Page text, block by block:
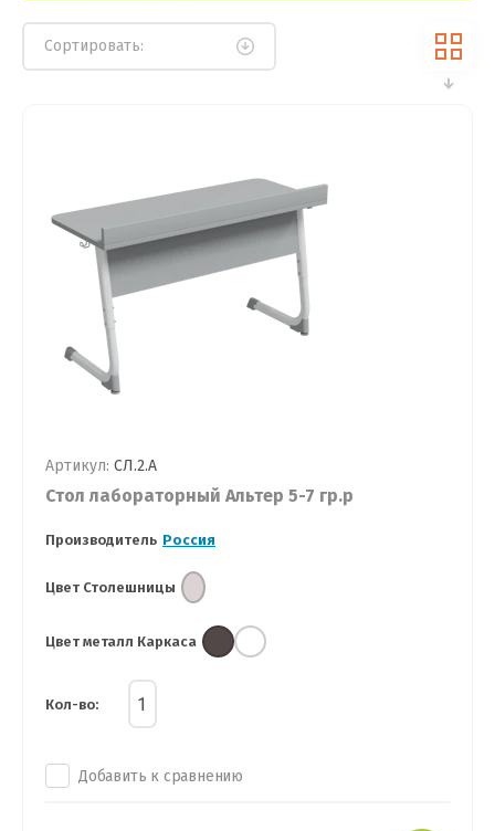
Сортировать:
Артикул: СЛ.2.А
Стол лабораторный Альтер 5-7 гр.р
Производитель Россия
Цвет Столешницы
Цвет металл Каркаса
Кол-во:
Добавить к сравнению